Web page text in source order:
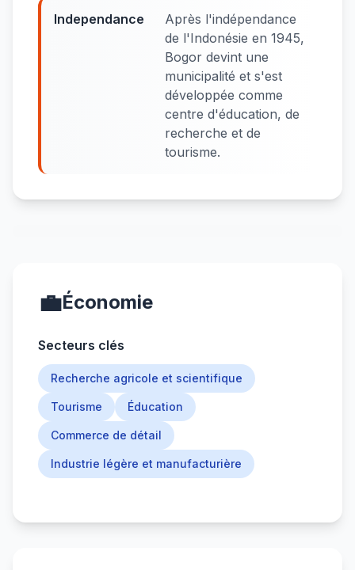
Independance
Après l'indépendance
de l'Indonésie en 1945,
Bogor devint une
municipalité et s'est
développée comme
centre d'éducation, de
recherche et de
tourisme.
💼Économie
Secteurs clés
Recherche agricole et scientifique
Tourisme Éducation
Commerce de détail
Industrie légère et manufacturière